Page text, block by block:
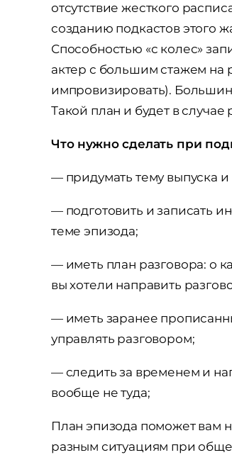
отсутствие жесткого
созданию подкастов этого
Способностью «с колес»
актер с большим стажем на
импровизировать).
Такой план и будет в
Что нужно сделать при
— придумать тему выпуска и
— подготовить и записать
теме эпизода;
— иметь план разговора: о
вы хотели направить
— иметь заранее
управлять разговором;
— следить за временем и
вообще не туда;
План эпизода поможет вам
разным ситуациям при